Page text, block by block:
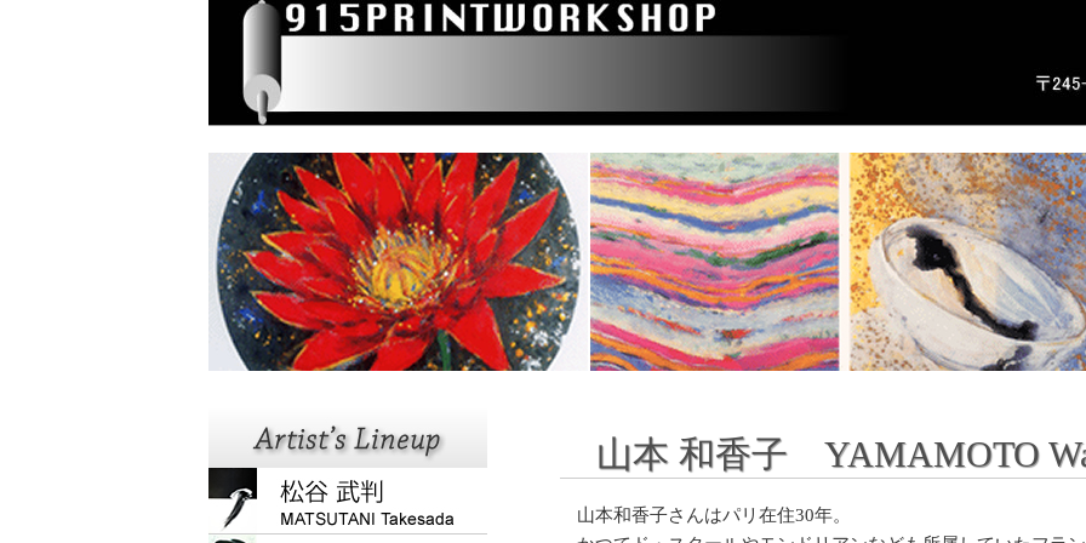
HOME
915版画工房では
MAKING PROCESS
お問い合わせ
アクセス
山本 和香子 YAMAMOTO
山本和香子さんはパリ在住30年。